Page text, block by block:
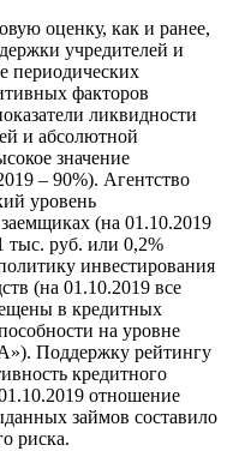
оценку, как и ранее,
учредителей и
периодических
факторов
ликвидности
и абсолютной
значение
– 90%). Агентство
уровень
(на 01.10.2019
тыс. руб. или 0,2%
инвестирования
(на 01.10.2019 все
в кредитных
на уровне
Поддержку рейтингу
кредитного
отношение
займов составило
риска.